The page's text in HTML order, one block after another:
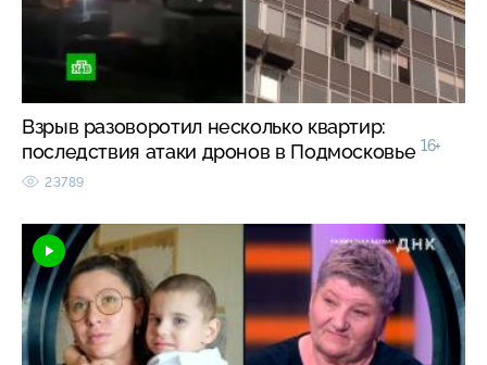
Взрыв разоворотил несколько квартир:
последствия атаки дронов в Подмосковье 16+
23789